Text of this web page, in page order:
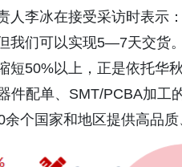
人李冰在接受采访时表示
我们可以实现5—7天交货
短50%以上，正是依托华
件配单、SMT/PCBA加工
个国家和地区提供高品